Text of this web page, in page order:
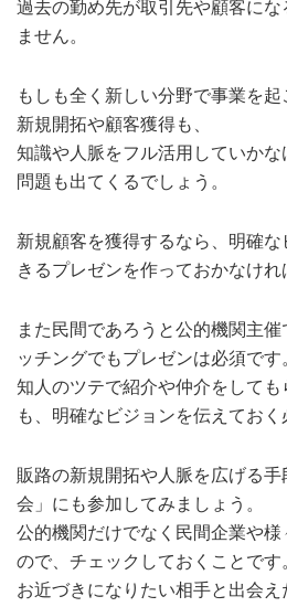
過去の勤め先が取引先や顧客にな
ません。
もしも全く新しい分野で事業を
新規開拓や顧客獲得も、
知識や人脈をフル活用していか
問題も出てくるでしょう。
新規顧客を獲得するなら、明確
きるプレゼンを作っておかなけれ
また民間であろうと公的機関主
ッチングでもプレゼンは必須です
知人のツテで紹介や仲介をして
も、明確なビジョンを伝えておく
販路の新規開拓や人脈を広げる
会」にも参加してみましょう。
公的機関だけでなく民間企業や
ので、チェックしておくことです
お近づきになりたい相手と出会